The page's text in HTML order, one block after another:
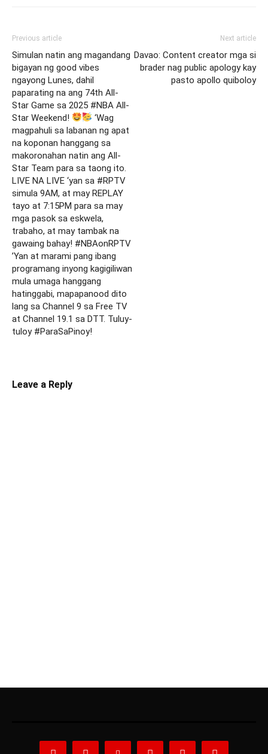
Previous article
Simulan natin ang magandang
bigayan ng good vibes
ngayong Lunes, dahil
paparating na ang 74th All-
Star Game sa 2025 #NBA All-
Star Weekend!
‘Wag
magpahuli sa labanan ng apat
na koponan hanggang sa
makoronahan natin ang All-
Star Team para sa taong ito.
LIVE NA LIVE ‘yan sa #RPTV
simula 9AM, at may REPLAY
tayo at 7:15PM para sa may
mga pasok sa eskwela,
trabaho, at may tambak na
gawaing bahay! #NBAonRPTV
’Yan at marami pang ibang
programang inyong kagigiliwan
mula umaga hanggang
hatinggabi, mapapanood dito
lang sa Channel 9 sa Free TV
at Channel 19.1 sa DTT. Tuluy-
tuloy #ParaSaPinoy!
Next article
Davao: Content creator mga si
brader nag public apology kay
pasto apollo quiboloy
Leave a Reply